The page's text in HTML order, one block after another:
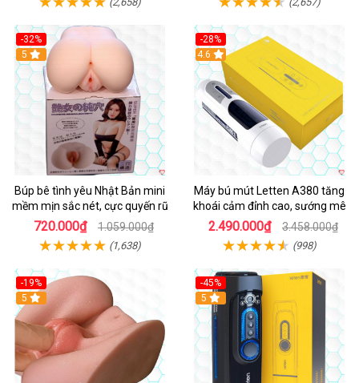
-32%
Hot
5
Búp bê tình yêu Nhật Bản mini
mềm mịn sắc nét, cực quyến rũ
720.000₫ 1.059.000₫
(1,638)
-28%
Hot
4.6
Máy bú mút Letten A380 tăng
khoái cảm đỉnh cao, sướng mê
2.490.000₫ 3.458.000₫
(998)
-19%
Hot
5
-45%
Hot
5